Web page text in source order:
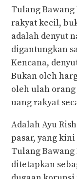
Tulang Bawang
rakyat kecil,
adalah denyut
digantungkan
Kencana,
Bukan oleh
oleh ulah
uang rakyat
Adalah Ayu
pasar, yang
Tulang
ditetapkan